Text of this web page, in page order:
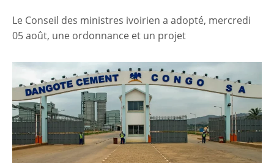
Le Conseil des ministres ivoirien a adopté, mercredi
05 août, une ordonnance et un projet